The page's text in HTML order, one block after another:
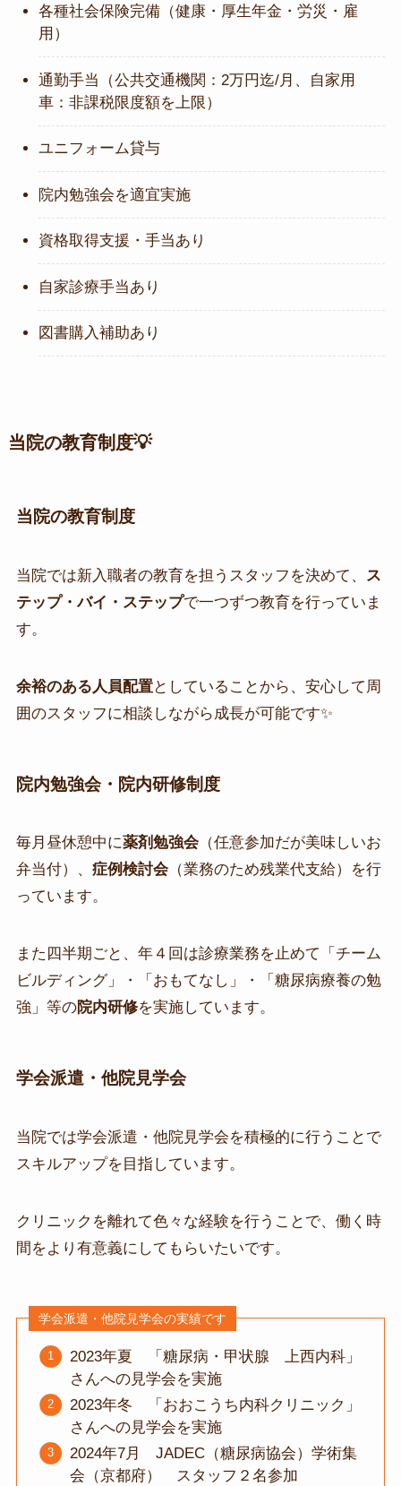
各種社会保険完備（健康・厚生年金・労災・雇
用）
通勤手当（公共交通機関：2万円迄/月、自家用
車：非課税限度額を上限）
ユニフォーム貸与
院内勉強会を適宜実施
資格取得支援・手当あり
自家診療手当あり
図書購入補助あり
当院の教育制度💡
当院の教育制度
当院では新入職者の教育を担うスタッフを決めて、
ス
テップ・バイ・ステップで一つずつ教育を行っていま
す。
余裕のある人員配置としていることから、安心して周
囲のスタッフに相談しながら成長が可能です✨
院内勉強会・院内研修制度
毎月昼休憩中に薬剤勉強会（任意参加だが美味しいお
弁当付）、 症例検討会（業務のため残業代支給）を行
っています。
また四半期ごと、年４回は診療業務を止めて「チーム
ビルディング」・「おもてなし」・「糖尿病療養の勉
強」等の院内研修を実施しています。
学会派遣・他院見学会
当院では学会派遣・他院見学会を積極的に行うことで
スキルアップを目指しています。
クリニックを離れて色々な経験を行うことで、働く時
間をより有意義にしてもらいたいです。
学会派遣・他院見学会の実績です
2023年夏 「糖尿病・甲状腺 上西内科」
さんへの見学会を実施
2023年冬 「おおこうち内科クリニック」
さんへの見学会を実施
2024年7月 JADEC（糖尿病協会）学術集
会（京都府） スタッフ２名参加